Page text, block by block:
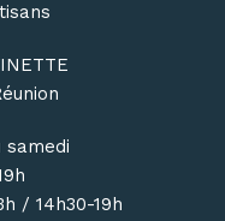
samedi
/ 14h30-19h